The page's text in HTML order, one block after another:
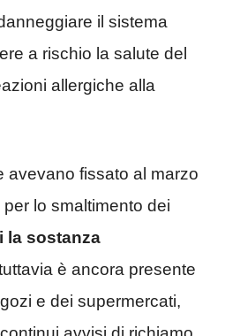
il sistema
a rischio la salute del
allergiche alla
avevano fissato al marzo
lo smaltimento dei
la sostanza
è ancora presente
e dei supermercati,